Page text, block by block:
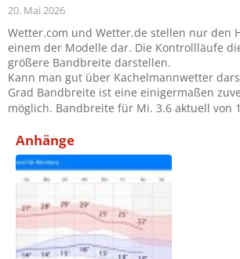
e
:
20. Mai 2026
Wetter.com und Wetter.de stellen nur den
einem der Modelle dar. Die Kontrollläufe
größere Bandbreite darstellen.
Kann man gut über Kachelmannwetter
Grad Bandbreite ist eine einigermaßen
möglich. Bandbreite für Mi. 3.6 aktuell von
Anhänge